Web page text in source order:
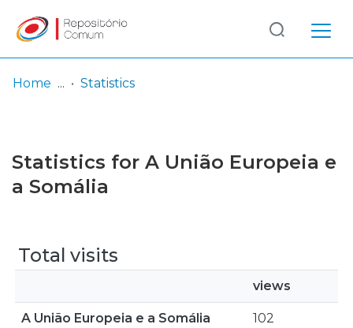
Browse repository
Log
In
(current)
Home Statistics
Statistics for A União Europeia e
a Somália
Total visits
views
A União Europeia e a Somália 102